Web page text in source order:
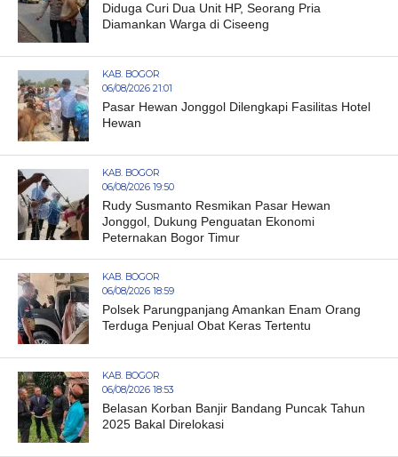
Diduga Curi Dua Unit HP, Seorang Pria
Diamankan Warga di Ciseeng
KAB. BOGOR
06/08/2026 21:01
Pasar Hewan Jonggol Dilengkapi Fasilitas Hotel
Hewan
KAB. BOGOR
06/08/2026 19:50
Rudy Susmanto Resmikan Pasar Hewan
Jonggol, Dukung Penguatan Ekonomi
Peternakan Bogor Timur
KAB. BOGOR
06/08/2026 18:59
Polsek Parungpanjang Amankan Enam Orang
Terduga Penjual Obat Keras Tertentu
KAB. BOGOR
06/08/2026 18:53
Belasan Korban Banjir Bandang Puncak Tahun
2025 Bakal Direlokasi